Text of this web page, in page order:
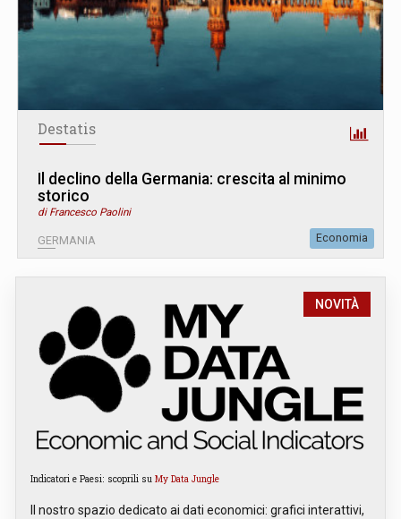
Destatis
Il declino della Germania: crescita al minimo
storico
di Francesco Paolini
GERMANIA Economia
NOVITÀ
Indicatori e Paesi: scoprili su My Data Jungle
Il nostro spazio dedicato ai dati economici: grafici interattivi,